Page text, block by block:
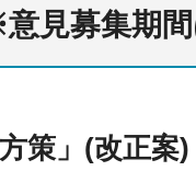
見募集期
策」(改正案)